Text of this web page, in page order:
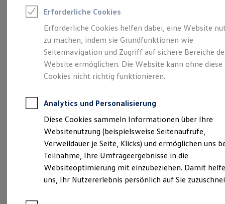
Saisonangebote
Leasing
Leasing-Angebote
Gebrauchtwagen Leasing
Junge Gebrauchtwagen-Leasing
Elektroauto Leasing
Kleinwagen-Leasing
Leasing ohne Anzahlung
Autokredit mit Schlussrate
Versicherungen und Garantien
Kfz-Versicherung
Restschuldversicherungen
Garantien
Wartungsverträge
Geschäftskunden
Professional Class bei Volkswagen
Großkunden
Behörden
Feser-Graf
Glücksbienchen
Erforderliche Cookies
Erforderliche Cookies helfen dabei, eine Website
zu machen, indem sie Grundfunktionen wie
Seitennavigation und Zugriff auf sichere Bereiche
Website ermöglichen. Die Website kann ohne diese
Cookies nicht richtig funktionieren.
Analytics und Personalisierung
Diese Cookies sammeln Informationen über Ihre
Websitenutzung (beispielsweise Seitenaufrufe,
Verweildauer je Seite, Klicks) und ermöglichen uns
Teilnahme, Ihre Umfrageergebnisse in die
Websiteoptimierung mit einzubeziehen. Damit
uns, Ihr Nutzererlebnis persönlich auf Sie